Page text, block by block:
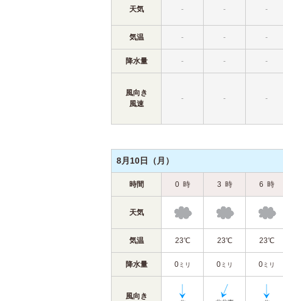
天気 - - -
気温 - - -
降水量 - - -
風向き
風速
- - -
8月10日（月）
時間 0 時 3 時 6 時
天気
気温 23℃ 23℃ 23℃
降水量 0ミリ 0ミリ 0ミリ
風向き